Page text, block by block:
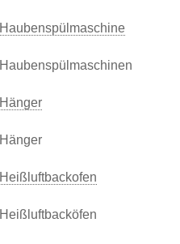
Haubenspülmaschine
Haubenspülmaschinen
Hänger
Hänger
Heißluftbackofen
Heißluftbacköfen